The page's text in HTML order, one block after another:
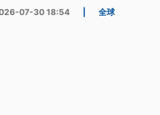
07-30 18:54 全球